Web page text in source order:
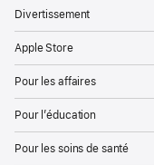
Divertissement
Apple Store
Pour les affaires
Pour l’éducation
Pour les soins de santé